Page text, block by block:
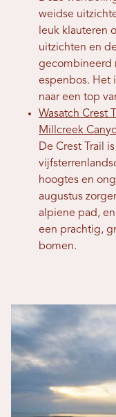
weidse
leuk klauteren
uitzichten en
gecombineerd
espenbos. Het
naar een top
Wasatch Crest
Millcreek
De Crest Trail
hoogtes en
augustus
alpiene pad,
een prachtig,
bomen.